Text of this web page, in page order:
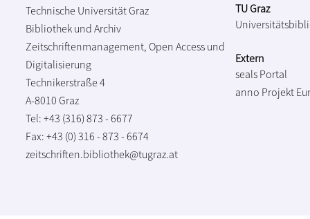
Technische Universität Graz
Bibliothek und Archiv
Zeitschriftenmanagement, Open Access und
Digitalisierung
Technikerstraße 4
A-8010 Graz
Tel: +43 (316) 873 - 6677
Fax: +43 (0) 316 - 873 - 6674
zeitschriften.bibliothek@tugraz.at
TU Graz
Extern
seals Portal
anno Projekt